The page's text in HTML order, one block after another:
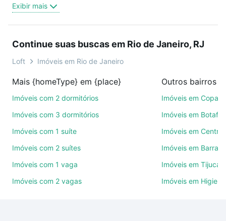
oferta ideal de Imóveis à venda em rua capanema -
Rio de Janeiro, RJ para conquistar seu sonho.
é grátis, sem compromisso e você ainda conta com
mais de 46 mil corretores e imobiliárias te ajudando
Como escolher um imóvel?
Use barra de busca no topo para pesquisar por
também pode usar os filtros como quantidade de
quartos, suítes, com ou sem vaga de garagem para
combinar perfeitamente com o preço, metragem e
festas ou área verde e encontrar Imóveis à venda
Exibir mais
Continue suas buscas em Rio de Janeiro, RJ
Loft Imóveis em Rio de Janeiro
Mais {homeType} em {place}
Imóveis com 2 dormitórios
Imóveis com 3 dormitórios
Imóveis com 1 suíte
Imóveis com 2 suítes
Imóveis com 1 vaga
Imóveis com 2 vagas
Imóveis em
Imóveis em
Imóveis em Centro
Imóveis em Barra
Imóveis em Tijuca
Imóveis em